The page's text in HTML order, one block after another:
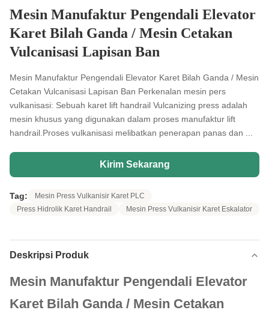
Mesin Manufaktur Pengendali Elevator
Karet Bilah Ganda / Mesin Cetakan
Vulcanisasi Lapisan Ban
Mesin Manufaktur Pengendali Elevator Karet Bilah Ganda / Mesin
Cetakan Vulcanisasi Lapisan Ban Perkenalan mesin pers
vulkanisasi: Sebuah karet lift handrail Vulcanizing press adalah
mesin khusus yang digunakan dalam proses manufaktur lift
handrail.Proses vulkanisasi melibatkan penerapan panas dan ...
Kirim Sekarang
Tag:
Mesin Press Vulkanisir Karet PLC
Press Hidrolik Karet Handrail
Mesin Press Vulkanisir Karet Eskalator
Deskripsi Produk
Mesin Manufaktur Pengendali Elevator
Karet Bilah Ganda / Mesin Cetakan